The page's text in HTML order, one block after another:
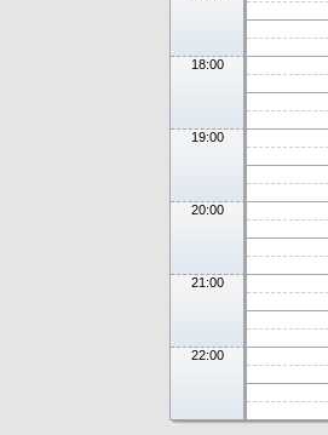
18:00
19:00
20:00
21:00
22:00